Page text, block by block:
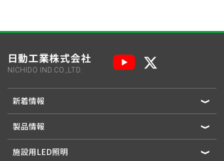
日動工業株式会社
NICHIDO IND.CO.,LTD.
新着情報
製品情報
施設用LED照明